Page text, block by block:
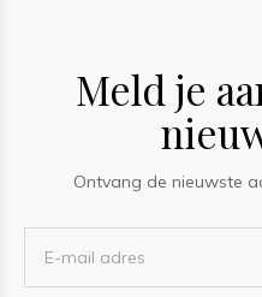
Meld je
Ontvang de nieuwste